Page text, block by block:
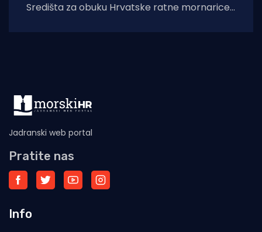
Središta za obuku Hrvatske ratne mornarice
Jadranski web portal
Pratite nas
Info